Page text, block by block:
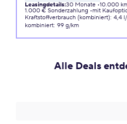
Leasingdetails:30 Monate 10.000
1.000 € Sonderzahlung
mit
Kraftstoffverbrauch (kombiniert): 4,4
kombiniert: 99 g/km
Alle Deals